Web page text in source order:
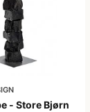
- Store Bjørn